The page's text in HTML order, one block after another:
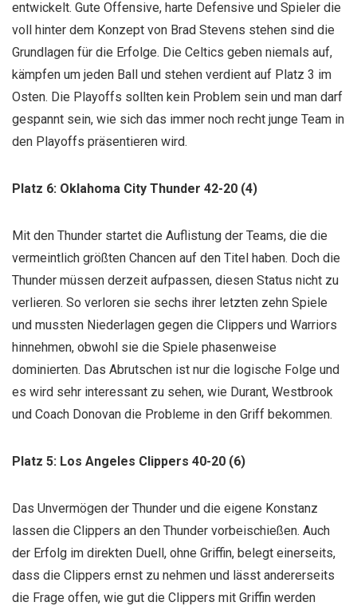
entwickelt. Gute Offensive, harte Defensive und Spieler die
voll hinter dem Konzept von Brad Stevens stehen sind die
Grundlagen für die Erfolge. Die Celtics geben niemals auf,
kämpfen um jeden Ball und stehen verdient auf Platz 3 im
Osten. Die Playoffs sollten kein Problem sein und man darf
gespannt sein, wie sich das immer noch recht junge Team in
den Playoffs präsentieren wird.
Platz 6: Oklahoma City Thunder 42-20 (4)
Mit den Thunder startet die Auflistung der Teams, die die
vermeintlich größten Chancen auf den Titel haben. Doch die
Thunder müssen derzeit aufpassen, diesen Status nicht zu
verlieren. So verloren sie sechs ihrer letzten zehn Spiele
und mussten Niederlagen gegen die Clippers und Warriors
hinnehmen, obwohl sie die Spiele phasenweise
dominierten. Das Abrutschen ist nur die logische Folge und
es wird sehr interessant zu sehen, wie Durant, Westbrook
und Coach Donovan die Probleme in den Griff bekommen.
Platz 5: Los Angeles Clippers 40-20 (6)
Das Unvermögen der Thunder und die eigene Konstanz
lassen die Clippers an den Thunder vorbeischießen. Auch
der Erfolg im direkten Duell, ohne Griffin, belegt einerseits,
dass die Clippers ernst zu nehmen und lässt andererseits
die Frage offen, wie gut die Clippers mit Griffin werden